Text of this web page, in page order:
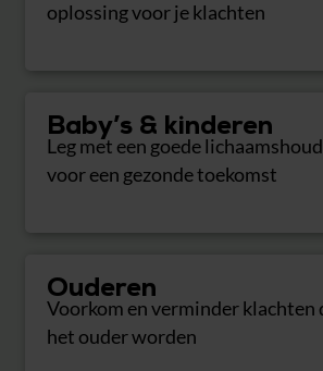
oplossing voor je klachten
Baby’s & kinderen
Leg met een goede
voor een gezonde toekomst
Ouderen
Voorkom en verminder klachten
het ouder worden